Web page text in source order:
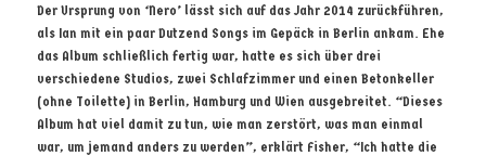
Der Ursprung von ‘Nero’ lässt sich auf das Jahr 2014 zurückführen,
als Ian mit ein paar Dutzend Songs im Gepäck in Berlin ankam. Ehe
das Album schließlich fertig war, hatte es sich über drei
verschiedene Studios, zwei Schlafzimmer und einen Betonkeller
(ohne Toilette) in Berlin, Hamburg und Wien ausgebreitet. “Dieses
Album hat viel damit zu tun, wie man zerstört, was man einmal
war, um jemand anders zu werden”, erklärt Fisher, “Ich hatte die